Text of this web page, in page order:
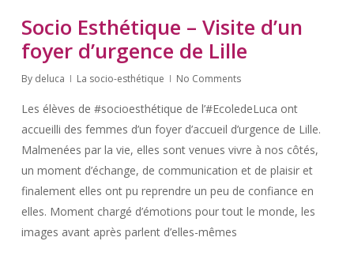
Socio Esthétique – Visite d’un
foyer d’urgence de Lille
By deluca La socio-esthétique No Comments
Les élèves de #socioesthétique de l’#EcoledeLuca ont
accueilli des femmes d’un foyer d’accueil d’urgence de Lille.
Malmenées par la vie, elles sont venues vivre à nos côtés,
un moment d’échange, de communication et de plaisir et
finalement elles ont pu reprendre un peu de confiance en
elles. Moment chargé d’émotions pour tout le monde, les
images avant après parlent d’elles-mêmes